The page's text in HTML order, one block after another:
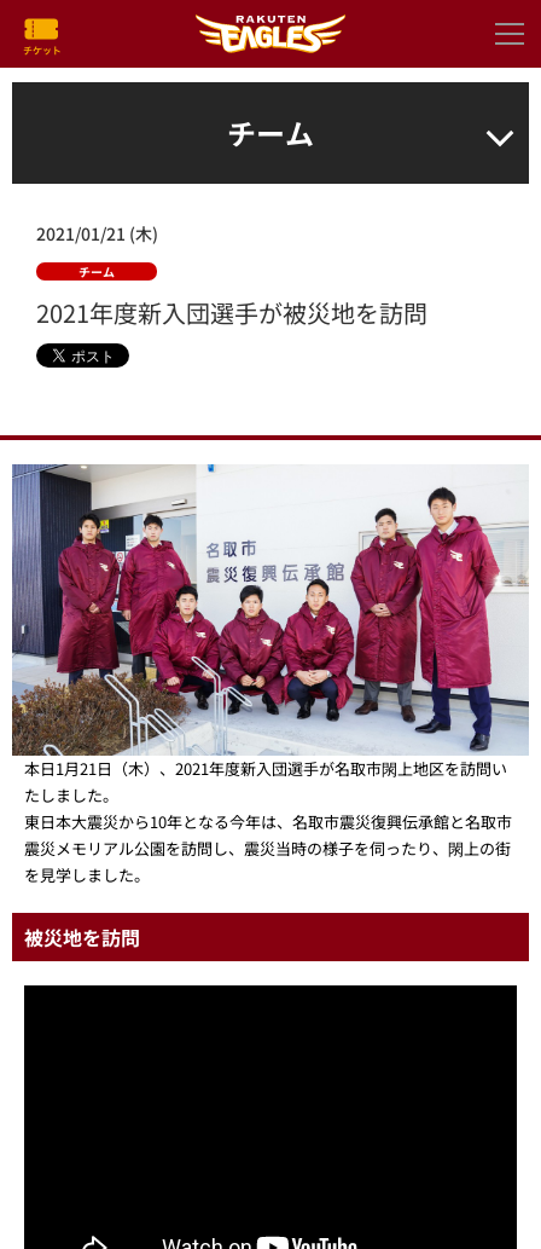
チーム
2021/01/21 (木)
チーム
2021年度新入団選手が被災地を訪問
本日1月21日（木）、2021年度新入団選手が名取市閖上地区を訪問い
たしました。
東日本大震災から10年となる今年は、名取市震災復興伝承館と名取市
震災メモリアル公園を訪問し、震災当時の様子を伺ったり、閖上の街
を見学しました。
被災地を訪問